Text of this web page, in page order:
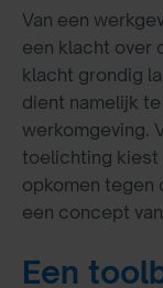
Van een
een klacht over
klacht grondig
dient namelijk
werkomgeving.
toelichting kiest
opkomen tegen
een concept
Een